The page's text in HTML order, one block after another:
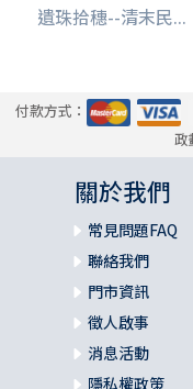
遺珠拾穗--清末民...
付款方式：
政
關於我們
常見問題FAQ
聯絡我們
門市資訊
徵人啟事
消息活動
隱私權政策